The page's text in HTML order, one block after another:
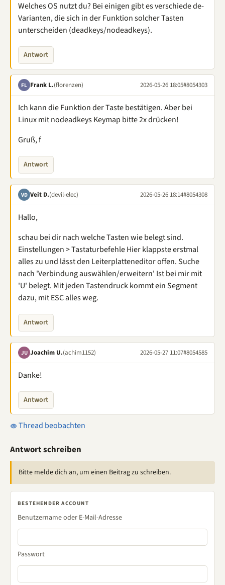
Welches OS nutzt du? Bei einigen gibt es verschiede de-
Varianten, die sich in der Funktion solcher Tasten
unterscheiden (deadkeys/nodeadkeys).
Antwort
FL Frank L.(florenzen) 2026-05-26 18:05#8054303
Ich kann die Funktion der Taste bestätigen. Aber bei
Linux mit nodeadkeys Keymap bitte 2x drücken!
Gruß, f
Antwort
VD Veit D.(devil-elec) 2026-05-26 18:14#8054308
Hallo,
schau bei dir nach welche Tasten wie belegt sind.
Einstellungen > Tastaturbefehle Hier klappste erstmal
alles zu und lässt den Leiterplatteneditor offen. Suche
nach 'Verbindung auswählen/erweitern' Ist bei mir mit
'U' belegt. Mit jeden Tastendruck kommt ein Segment
dazu, mit ESC alles weg.
Antwort
JU Joachim U.(achim1152) 2026-05-27 11:07#8054585
Danke!
Antwort
Thread beobachten
Antwort schreiben
Bitte melde dich an, um einen Beitrag zu schreiben.
BESTEHENDER ACCOUNT
Benutzername oder E-Mail-Adresse
Passwort